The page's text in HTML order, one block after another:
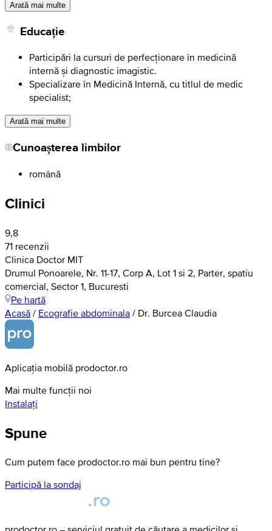
Arată mai multe
Educație
Participări la cursuri de perfecționare în medicină
internă și diagnostic imagistic.
Specializare în Medicină Internă, cu titlul de medic
specialist;
Arată mai multe
Cunoașterea limbilor
română
Clinici
9,8
71 recenzii
Clinica Doctor MIT
Drumul Ponoarele, Nr. 11-17, Corp A, Lot 1 si 2, Parter, spatiu
comercial, Sector 1, Bucuresti
Pe hartă
Acasă / Ecografie abdominala / Dr. Burcea Claudia
Aplicația mobilă prodoctor.ro
Mai multe funcții noi
Instalați
Spune
Cum putem face prodoctor.ro mai bun pentru tine?
Participă la sondaj